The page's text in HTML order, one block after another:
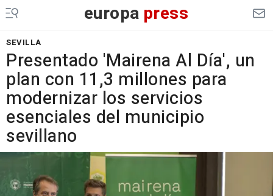
europa press
SEVILLA
Presentado 'Mairena Al Día', un
plan con 11,3 millones para
modernizar los servicios
esenciales del municipio
sevillano